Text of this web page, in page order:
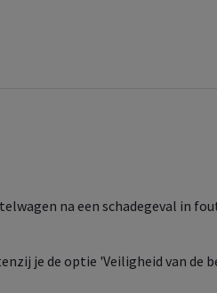
na een schadegeval in
je de optie 'Veiligheid van de